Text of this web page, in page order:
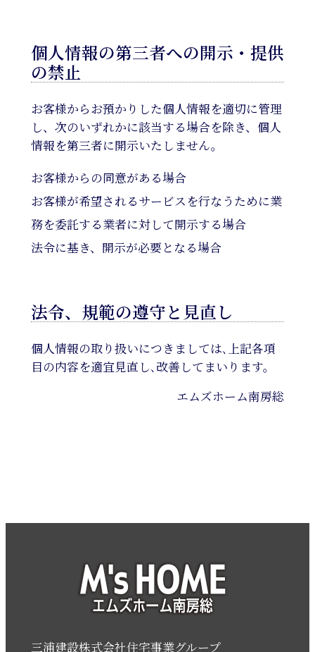
個人情報の第三者への開示・提供
の禁止
お客様からお預かりした個人情報を適切に管理
し、次のいずれかに該当する場合を除き、個人
情報を第三者に開示いたしません。
お客様からの同意がある場合
お客様が希望されるサービスを行なうために業
務を委託する業者に対して開示する場合
法令に基き、開示が必要となる場合
法令、規範の遵守と見直し
個人情報の取り扱いにつきましては､上記各項
目の内容を適宜見直し､改善してまいります。
エムズホーム南房総
三浦建設株式会社住宅事業グループ